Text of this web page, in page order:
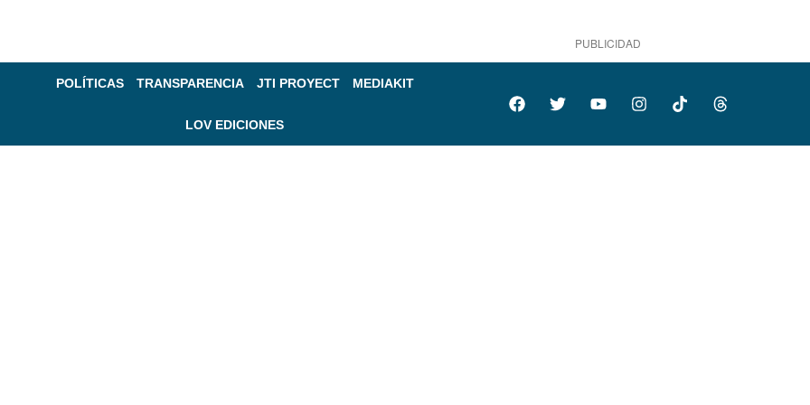
PUBLICIDAD
POLÍTICAS TRANSPARENCIA JTI PROYECT MEDIAKIT
LOV EDICIONES